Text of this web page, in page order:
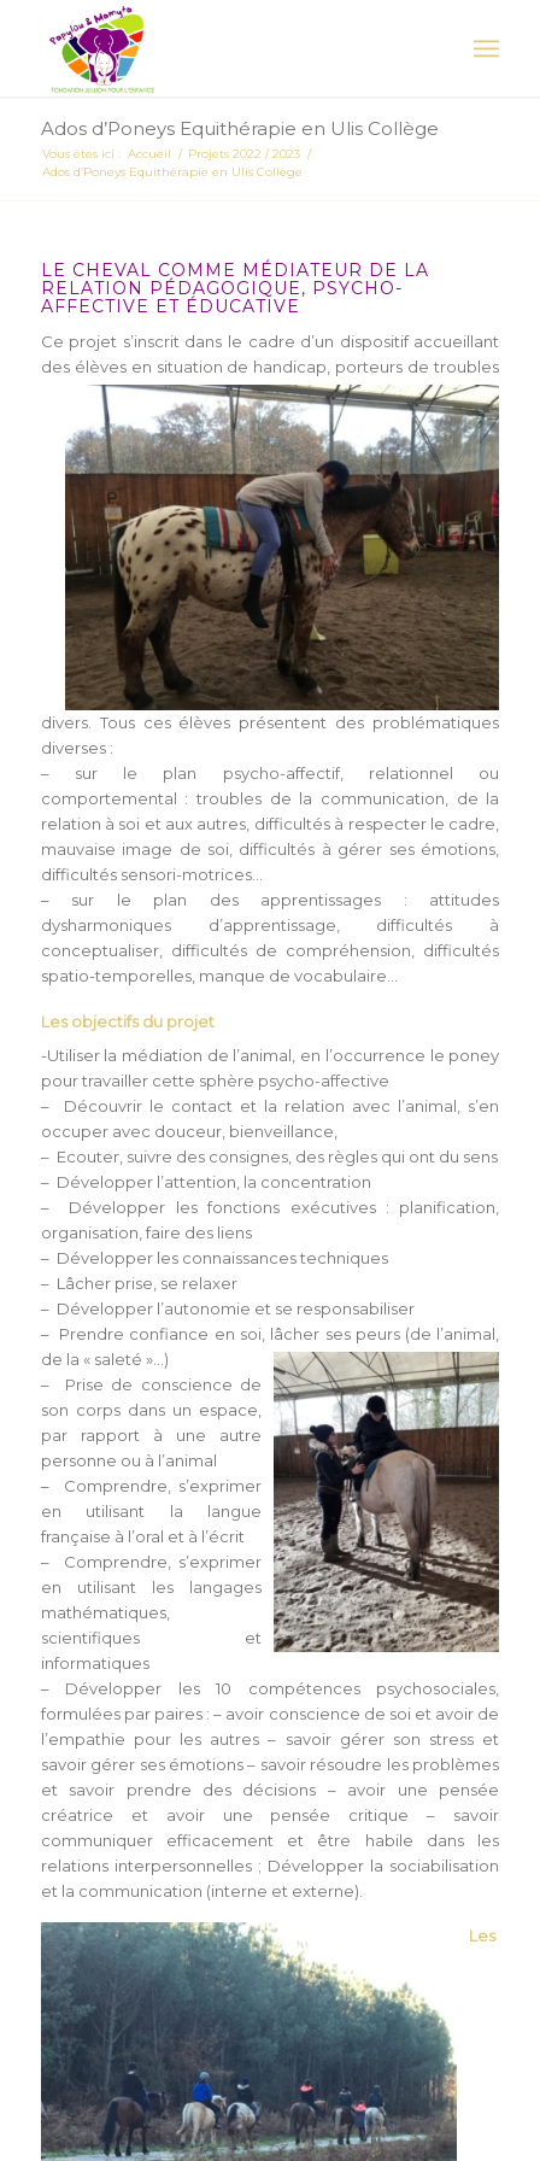
Ados d’Poneys Equithérapie en Ulis Collège
Vous êtes ici : Accueil / Projets 2022 / 2023 /
Ados d’Poneys Equithérapie en Ulis Collège
LE CHEVAL COMME MÉDIATEUR DE LA
RELATION PÉDAGOGIQUE, PSYCHO-
AFFECTIVE ET ÉDUCATIVE
Ce projet s’inscrit dans le cadre d’un dispositif accueillant
des élèves en situation de handicap, porteurs de troubles
divers. Tous ces élèves présentent des problématiques
diverses :
– sur le plan psycho-affectif, relationnel ou
comportemental : troubles de la communication, de la
relation à soi et aux autres, difficultés à respecter le cadre,
mauvaise image de soi, difficultés à gérer ses émotions,
difficultés sensori-motrices…
– sur le plan des apprentissages : attitudes
dysharmoniques d’apprentissage, difficultés à
conceptualiser, difficultés de compréhension, difficultés
spatio-temporelles, manque de vocabulaire…
Les objectifs du projet
-Utiliser la médiation de l’animal, en l’occurrence le poney
pour travailler cette sphère psycho-affective
– Découvrir le contact et la relation avec l’animal, s’en
occuper avec douceur, bienveillance,
– Ecouter, suivre des consignes, des règles qui ont du sens
– Développer l’attention, la concentration
– Développer les fonctions exécutives : planification,
organisation, faire des liens
– Développer les connaissances techniques
– Lâcher prise, se relaxer
– Développer l’autonomie et se responsabiliser
– Prendre confiance en soi, lâcher ses peurs (de l’animal,
de la « saleté »… )
– Prise de conscience de
son corps dans un espace,
par rapport à une autre
personne ou à l’animal
– Comprendre, s’exprimer
en utilisant la langue
française à l’oral et à l’écrit
– Comprendre, s’exprimer
en utilisant les langages
mathématiques,
scientifiques et
informatiques
– Développer les 10 compétences psychosociales,
formulées par paires : – avoir conscience de soi et avoir de
l’empathie pour les autres – savoir gérer son stress et
savoir gérer ses émotions – savoir résoudre les problèmes
et savoir prendre des décisions – avoir une pensée
créatrice et avoir une pensée critique – savoir
communiquer efficacement et être habile dans les
relations interpersonnelles ; Développer la sociabilisation
et la communication (interne et externe).
Les